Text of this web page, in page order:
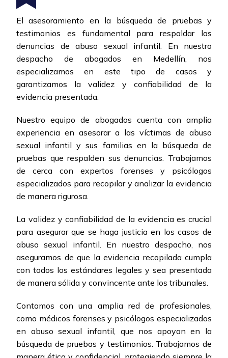
El asesoramiento en la búsqueda de pruebas y
testimonios es fundamental para respaldar las
denuncias de abuso sexual infantil. En nuestro
despacho de abogados en Medellín, nos
especializamos en este tipo de casos y
garantizamos la validez y confiabilidad de la
evidencia presentada.
Nuestro equipo de abogados cuenta con amplia
experiencia en asesorar a las víctimas de abuso
sexual infantil y sus familias en la búsqueda de
pruebas que respalden sus denuncias. Trabajamos
de cerca con expertos forenses y psicólogos
especializados para recopilar y analizar la evidencia
de manera rigurosa.
La validez y confiabilidad de la evidencia es crucial
para asegurar que se haga justicia en los casos de
abuso sexual infantil. En nuestro despacho, nos
aseguramos de que la evidencia recopilada cumpla
con todos los estándares legales y sea presentada
de manera sólida y convincente ante los tribunales.
Contamos con una amplia red de profesionales,
como médicos forenses y psicólogos especializados
en abuso sexual infantil, que nos apoyan en la
búsqueda de pruebas y testimonios. Trabajamos de